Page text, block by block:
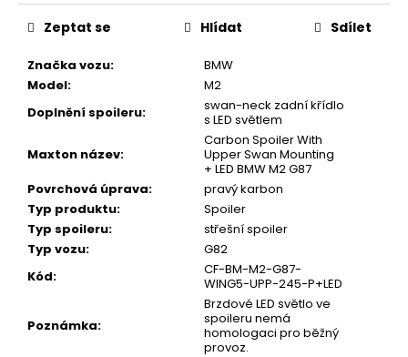
Značka vozu:
BMW
Model:
M2
Doplnění spoileru:
swan-neck zadní křídlo
s LED světlem
Maxton název:
Carbon Spoiler With
Upper Swan Mounting
+ LED BMW M2 G87
Povrchová úprava:
pravý karbon
Typ produktu:
Spoiler
Typ spoileru:
střešní spoiler
Typ vozu:
G82
Kód:
CF-BM-M2-G87-
WING5-UPP-245-P+LED
Poznámka:
Brzdové LED světlo ve
spoileru nemá
homologaci pro běžný
provoz.
Zeptat se Hlídat Sdílet